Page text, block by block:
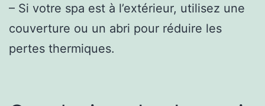
– Si votre spa est à l’extérieur, utilisez une
couverture ou un abri pour réduire les
pertes thermiques.